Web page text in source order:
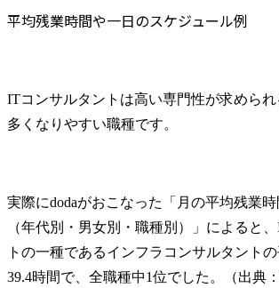
平均残業時間や一日のスケジュール例
ITコンサルタントは高い専門性が求めら
多くなりやすい職種です。
実際にdodaがおこなった「月の平均残業
（年代別・男女別・職種別）」によると
トの一種であるインフラコンサルタント
39.4時間で、全職種中1位でした。（出典